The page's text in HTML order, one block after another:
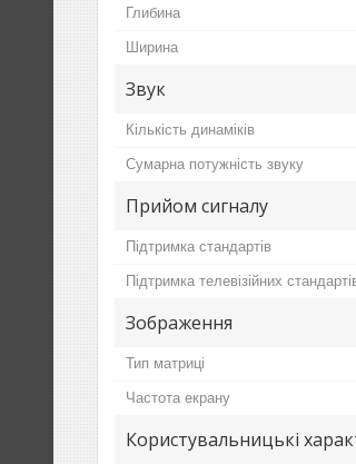
Глибина
Ширина
Звук
Кількість динаміків
Сумарна потужність звуку
Прийом сигналу
Підтримка стандартів
Підтримка телевізійних
Зображення
Тип матриці
Частота екрану
Користувальницькі